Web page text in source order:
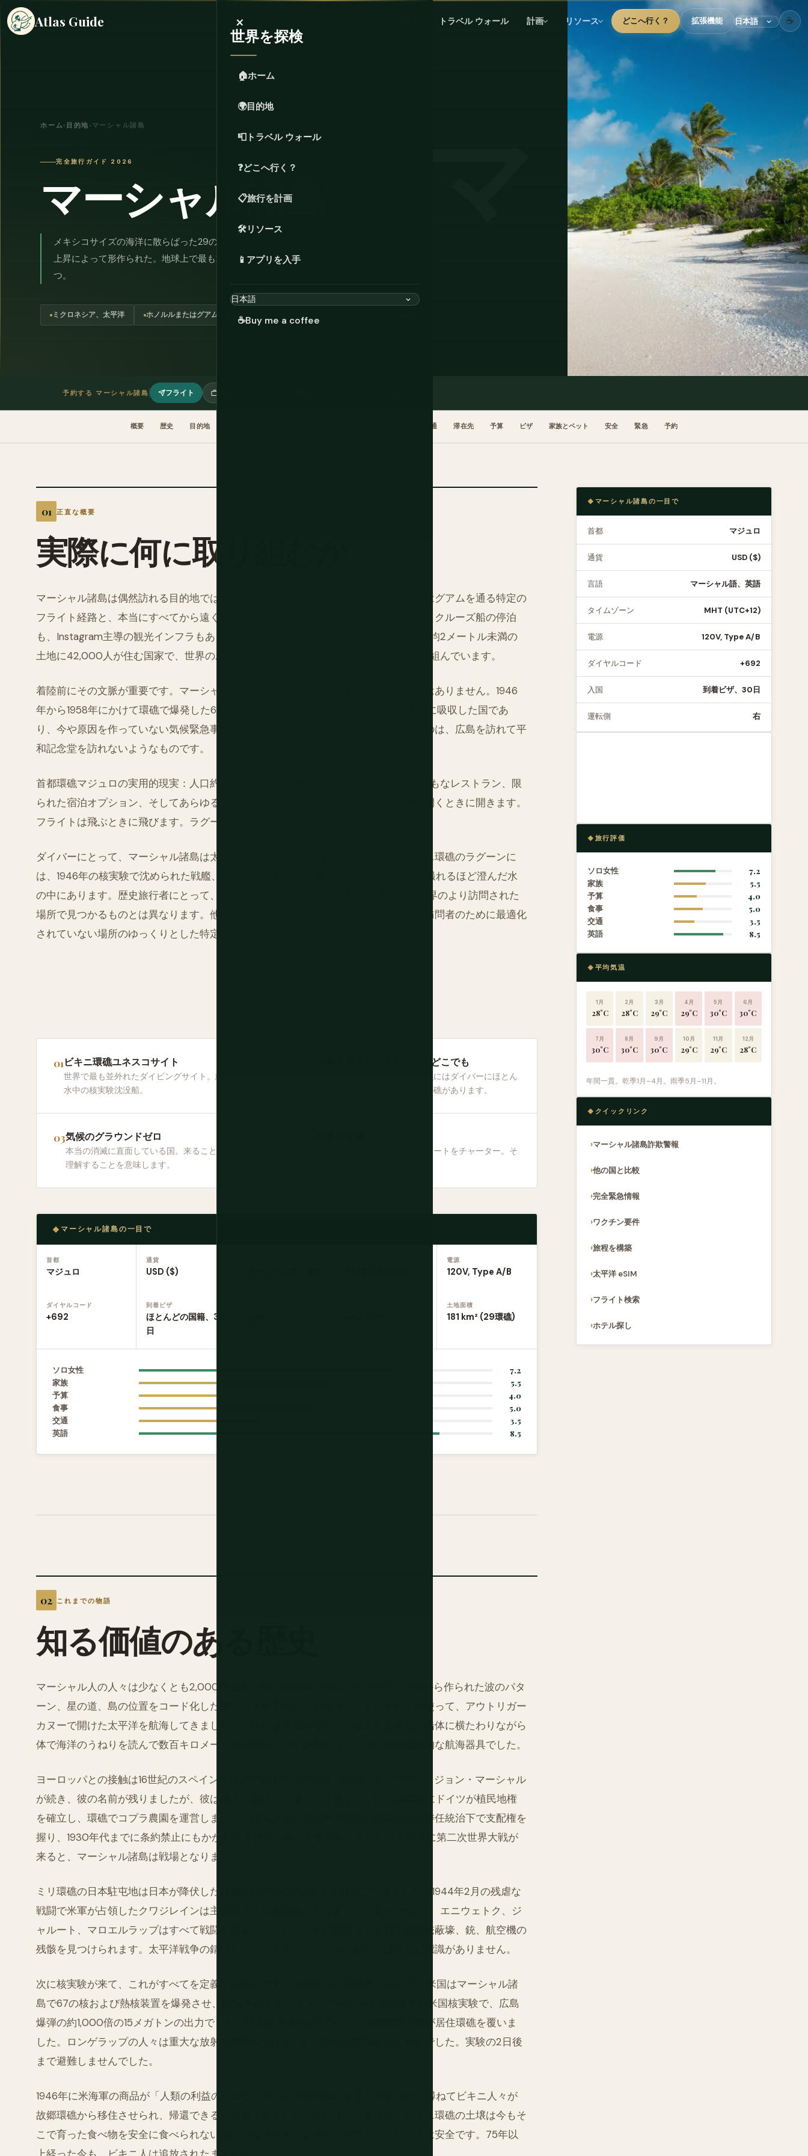
Atlas Guide トラベル ウォール 計画 リソース どこへ行く？ 拡張機能 ☕
×
世界を探検
🏠ホーム
🌍目的地
📮 トラベル ウォール
❓どこへ行く？
📋旅行を計画
🛠️リソース
📱 アプリを入手
☕Buy me a coffee
ホーム› 目的地 › マーシャル諸島
完全旅行ガイド 2026
マーシャル諸島
メキシコサイズの海洋に散らばった29の環礁。核実験、第二次世界大戦の戦い、海面
上昇によって形作られた。地球上で最も重要なのに、ほとんど誰も訪れない場所の一
つ。
ミクロネシア、太平洋 ホノルルまたはグアム経由 年中熱帯
予約する マーシャル諸島 フライト
概要 歴史 目的地 交通 滞在先 予算 ビザ 家族とペット 安全 緊急 予約
正直な概要
実際に何に取り組むか
マーシャル諸島は偶然訪れる目的地ではありません。ここに来るには、ホノルルまたはグアムを通る特定の
フライト経路と、本当にすべてから遠く離れる覚悟が必要です。パッケージツアーも、クルーズ船の停泊
も、Instagram主導の観光インフラもありません。代わりに見つかるのは、海面以上平均2メートル未満の
土地に42,000人が住む国家で、世界の炭素排出が彼らの未来を書いていることに取り組んでいます。
着陸前にその文脈が重要です。マーシャル諸島は歴史が少しある遠隔のパラダイスではありません。1946
年から1958年にかけて環礁で爆発した67の核および熱核兵器という形で、歴史を多大に吸収した国であ
り、今や原因を作っていない気候緊急事態の最前線にいます。それを理解せずに来るのは、広島を訪れて平
和記念堂を訪れないようなものです。
首都環礁マジュロの実用的現実：人口約30,000人の長く細い土地の帯で、数軒のまともなレストラン、限
られた宿泊オプション、そしてあらゆる意味で太平洋時間で動く生活のペース。物は開くときに開きます。
フライトは飛ぶときに飛びます。ラグーンは並外れています。
ダイバーにとって、マーシャル諸島は太平洋で最も重要な沈没船を提供します。ビキニ環礁のラグーンに
は、1946年の核実験で沈められた戦艦、空母、潜水艦、駆逐艦があり、すべて写真を撮れるほど澄んだ水
の中にあります。歴史旅行者にとって、20世紀にここで起こった出来事の重みは、世界のより訪問された
場所で見つかるものとは異なります。他の人々には、限られたインフラを受け入れ、訪問者のために最適化
されていない場所のゆっくりとした特定の喜びを見つける必要があります。
ビキニ環礁ユネスコサイト
世界で最も並外れたダイビングサイト。結晶のような
水中の核実験沈没船。
世界クラスのダイビングがどこでも
ミリ、アルノ、ジャルート環礁にはダイバーにほとん
ど触れられていない手つかずの礁があります。
気候のグラウンドゼロ
本当の消滅に直面している国。来ることはそれを直接
理解することを意味します。
道路も店も騒音もない環礁にボートをチャーター。そ
マーシャル諸島の一目で
首都
マジュロ
通貨
USD ($)
電源
120V, Type A/B
ダイヤルコード
+692
到着ビザ
ほとんどの国籍、30
日
土地面積
181 km² (29環礁)
ソロ女性
7.2
家族
5.5
予算
4.0
食事
5.0
交通
3.5
英語
8.5
これまでの物語
知る価値のある歴史
マーシャル人の人々は少なくとも2,000年以上これらの環礁に住み、ヤシの茎と貝殻から作られた波のパタ
ーン、星の道、島の位置をコード化した驚くべき格子地図であるステッキチャートを使って、アウトリガー
カヌーで開けた太平洋を航海してきました。これらは装飾的なものではありません。船体に横たわりながら
体で海洋のうねりを読んで数百キロメートルの開けた海を横断する人々のための機能的な航海器具でした。
ヨーロッパとの接触は16世紀のスペイン探検家で始まり、1788年に英国のキャプテン、ジョン・マーシャル
が続き、彼の名前が残りましたが、彼は島々に数日しか過ごしませんでした。1885年にドイツが植民地権
を確立し、環礁でコプラ農園を運営しました。日本は第一次世界大戦後に国際連盟の委任統治下で支配権を
握り、1930年代までに条約禁止にもかかわらず静かに島々を要塞化しました。太平洋に第二次世界大戦が
来ると、マーシャル諸島は戦場となりました。
ミリ環礁の日本駐屯地は日本が降伏した数週間後の1945年9月まで持ちこたえました。1944年2月の残虐な
戦闘で米軍が占領したクワジレインは主要なアメリカ基地となりました。ロイ-ナムル、エニウェトク、ジ
ャルート、マロエルラップはすべて戦闘を見ました。いくつかの環礁で今も日本軍の掩蔽壕、銃、航空機の
残骸を見つけられます。太平洋戦争の錆びたインフラがジャングルにあり、ほとんど標識がありません。
次に核実験が来て、これがすべてを定義する部分です。1946年から1958年にかけて、米国はマーシャル諸
島で67の核および熱核装置を爆発させ、1954年のキャッスル・ブラボーは当時最大の米国核実験で、広島
爆弾の約1,000倍の15メガトンの出力でした。爆発は予想の2倍でした。放射性降下物が居住環礁を覆いま
した。ロンゲラップの人々は重大な放射線被曝を受けました。彼らは警告されませんでした。実験の2日後
まで避難しませんでした。
1946年に米海軍の商品が「人類の利益のために」彼らの環礁を離れる意思があるかと尋ねてビキニ人々が
故郷環礁から移住させられ、帰還できると約束されました。彼らはできません。ビキニ環礁の土壌は今もそ
こで育った食べ物を安全に食べられないほど汚染されていますが、訪問とダイビングは安全です。75年以
マーシャル諸島の一目で
首都 マジュロ
通貨 USD ($)
言語 マーシャル語、英語
タイムゾーン MHT (UTC+12)
電源 120V, Type A/B
ダイヤルコード +692
入国 到着ビザ、30日
運転側 右
旅行評価
ソロ女性
7.2
家族
5.5
予算
4.0
食事
5.0
交通
3.5
英語
8.5
平均気温
1月
28°C
2月
28°C
3月
29°C
4月
29°C
5月
30°C
6月
30°C
7月
30°C
8月
30°C
9月
30°C
10月
29°C
11月
29°C
12月
28°C
年間一貫。乾季1月–4月。雨季5月–11月。
クイックリンク
マーシャル諸島詐欺警報
他の国と比較
完全緊急情報
ワクチン要件
旅程を構築
太平洋 eSIM
フライト検索
ホテル探し